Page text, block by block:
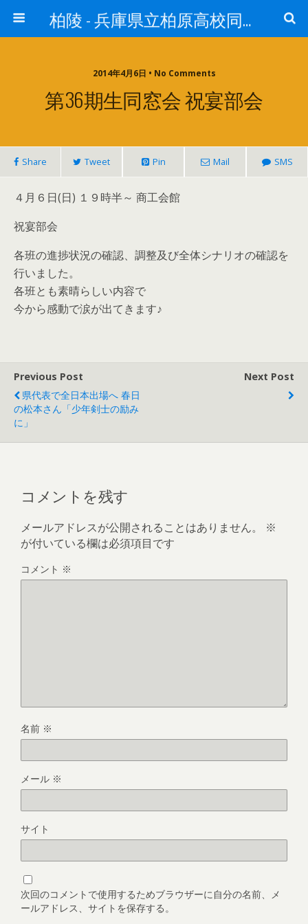
柏陵 - 兵庫県立柏原高校同窓会
2014年4月6日 • No Comments
第36期生同窓会 祝宴部会
Share Tweet Pin Mail SMS
４月６日(日) １９時半～ 商工会館
祝宴部会
各班の進捗状況の確認、調整及び全体シナリオの確認を
行いました。
各班とも素晴らしい内容で
今から感動で涙が出てきます♪
Previous Post
県代表で全日本出場へ 春日
の松本さん「少年剣士の励み
に」
Next Post
コメントを残す
メールアドレスが公開されることはありません。
※
が付いている欄は必須項目です
コメント ※
名前 ※
メール ※
サイト
次回のコメントで使用するためブラウザーに自分の名前、メ
ールアドレス、サイトを保存する。